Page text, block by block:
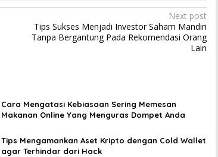
Next post
Tips Sukses Menjadi Investor Saham Mandiri
Tanpa Bergantung Pada Rekomendasi Orang
Lain
Cara Mengatasi Kebiasaan Sering Memesan
Makanan Online Yang Menguras Dompet Anda
Tips Mengamankan Aset Kripto dengan Cold Wallet
agar Terhindar dari Hack